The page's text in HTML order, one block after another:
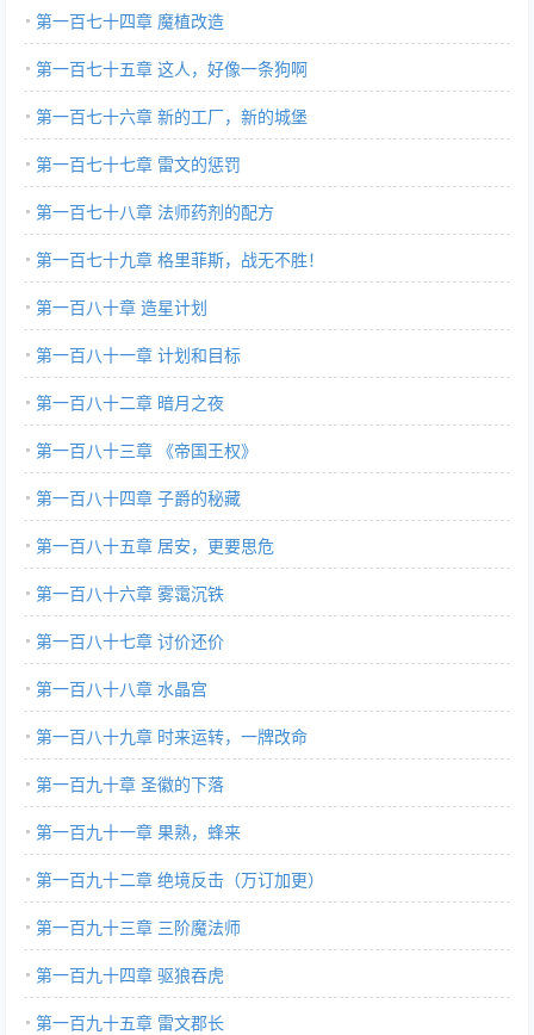
第一百七十四章 魔植改造
第一百七十五章 这人，好像一条狗啊
第一百七十六章 新的工厂，新的城堡
第一百七十七章 雷文的惩罚
第一百七十八章 法师药剂的配方
第一百七十九章 格里菲斯，战无不胜！
第一百八十章 造星计划
第一百八十一章 计划和目标
第一百八十二章 暗月之夜
第一百八十三章 《帝国王权》
第一百八十四章 子爵的秘藏
第一百八十五章 居安，更要思危
第一百八十六章 雾霭沉铁
第一百八十七章 讨价还价
第一百八十八章 水晶宫
第一百八十九章 时来运转，一牌改命
第一百九十章 圣徽的下落
第一百九十一章 果熟，蜂来
第一百九十二章 绝境反击（万订加更）
第一百九十三章 三阶魔法师
第一百九十四章 驱狼吞虎
第一百九十五章 雷文郡长